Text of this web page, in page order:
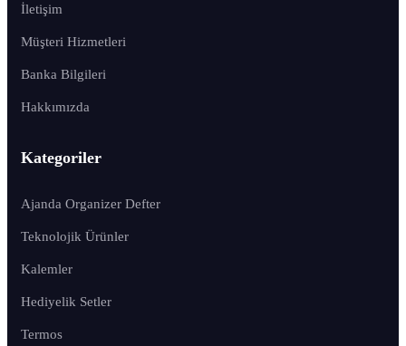
İletişim
Müşteri Hizmetleri
Banka Bilgileri
Hakkımızda
Kategoriler
Ajanda Organizer Defter
Teknolojik Ürünler
Kalemler
Hediyelik Setler
Termos